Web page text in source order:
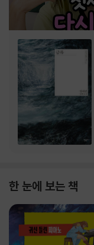
한 눈에 보는 책